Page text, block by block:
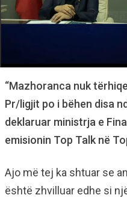
“Mazhoranca nuk
Pr/ligjit po i bëhen disa
deklaruar ministrja e
emisionin Top Talk në
Ajo më tej ka shtuar se
është zhvilluar edhe si